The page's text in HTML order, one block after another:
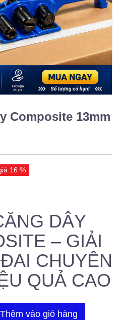
Composite 13mm
16 %
DÂY
– GIẢI
CHUYÊN
QUẢ CAO
Thêm vào giỏ hàng